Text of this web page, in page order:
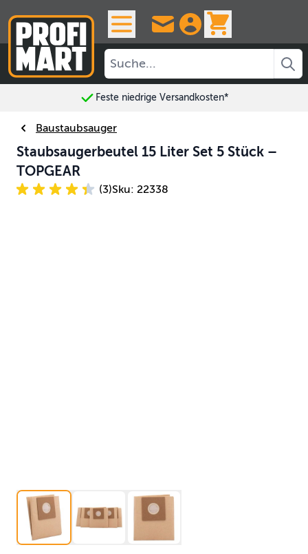
Feste niedrige Versandkosten*
Baustaubsauger
Staubsaugerbeutel 15 Liter Set 5 Stück –
TOPGEAR
(3)Sku: 22338